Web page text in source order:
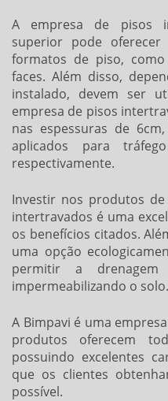
A empresa de pisos
superior pode
formatos de piso,
faces. Além disso,
instalado, devem ser
empresa de pisos
nas espessuras de
aplicados para
respectivamente.
Investir nos produtos
intertravados é uma
os benefícios citados.
uma opção
permitir a
impermeabilizando o solo.
A Bimpavi é uma
produtos oferecem
possuindo excelentes
que os clientes
possível.